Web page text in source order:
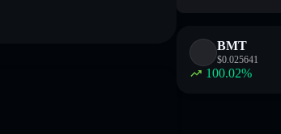
BMT
$0.025641
100.02%